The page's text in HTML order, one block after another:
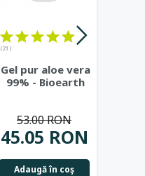
(21)
Gel pur aloe vera
99% - Bioearth
45.05 RON
53.00 RON
Adaugă în coş